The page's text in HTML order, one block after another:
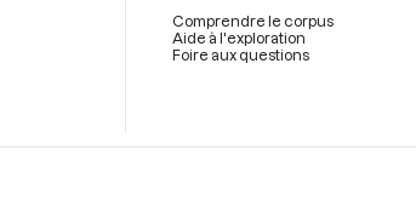
pageComprendre le corpus
Aide à l'exploration
Foire aux questions